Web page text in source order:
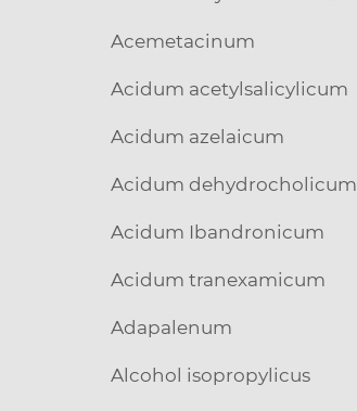
Acemetacinum
Acidum acetylsalicylicum
Acidum azelaicum
Acidum dehydrocholicum
Acidum Ibandronicum
Acidum tranexamicum
Adapalenum
Alcohol isopropylicus